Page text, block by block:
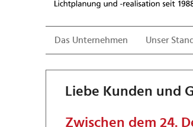
Das Unternehmen Unser
Liebe Kunden und
Zwischen dem 24.